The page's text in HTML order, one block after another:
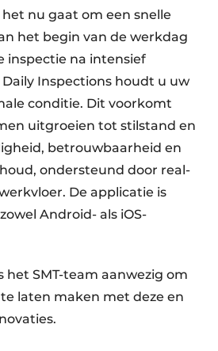
nu gaat om een snelle
het begin van de werkdag
inspectie na intensief
Inspections houdt u uw
conditie. Dit voorkomt
uitgroeien tot stilstand en
betrouwbaarheid en
ondersteund door real-
De applicatie is
Android- als iOS-
het SMT-team aanwezig om
laten maken met deze en